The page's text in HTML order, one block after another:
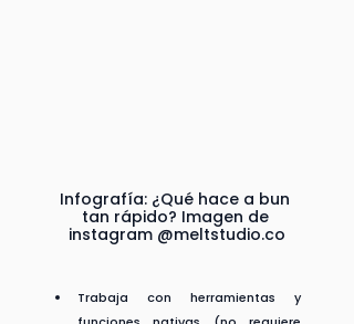
Infografía: ¿Qué hace a bun
tan rápido? Imagen de
instagram @meltstudio.co
Trabaja con herramientas y